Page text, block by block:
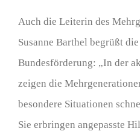
Auch die Leiterin des
Susanne Barthel begrüßt
Bundesförderung: „In der
zeigen die
besondere Situationen
Sie erbringen angepasste